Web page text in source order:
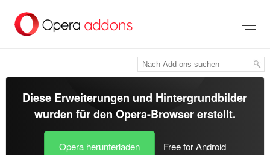
Hauptinhalt
springen
Diese Erweiterungen und Hintergrundbilder
wurden für den Opera-Browsererstellt.
Opera herunterladen Free for Android